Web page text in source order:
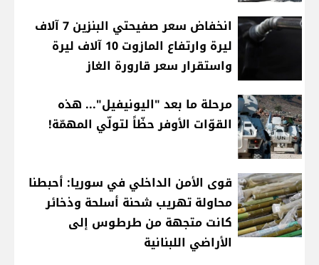
انخفاض سعر صفيحتي البنزين 7 آلاف
ليرة وارتفاع المازوت 10 آلاف ليرة
واستقرار سعر قارورة الغاز
مرحلة ما بعد "اليونيفيل"... هذه
القوّات الأوفر حظّاً لتولّي المهمّة!
قوى الأمن الداخلي في سوريا: أحبطنا
محاولة تهريب شحنة أسلحة وذخائر
كانت متجهة من طرطوس إلى
الأراضي اللبنانية